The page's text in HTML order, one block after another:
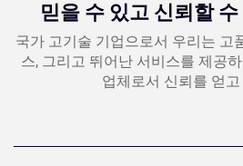
믿을 수 있고 신뢰할
국가 고기술 기업으로서 우리는 고
스, 그리고 뛰어난 서비스를 제공
업체로서 신뢰를 얻